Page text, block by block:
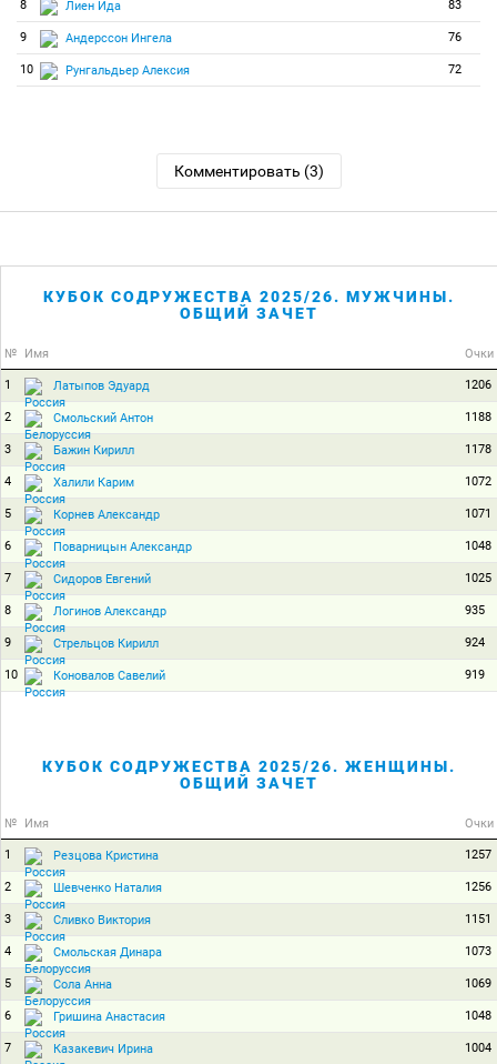
8 Лиен Ида 83
9 Андерссон Ингела 76
10 Рунгальдьер Алексия 72
Комментировать (3)
КУБОК СОДРУЖЕСТВА 2025/26. МУЖЧИНЫ.
ОБЩИЙ ЗАЧЕТ
№ Имя Очки
1 Латыпов Эдуард 1206
2 Смольский Антон 1188
3 Бажин Кирилл 1178
4 Халили Карим 1072
5 Корнев Александр 1071
6 Поварницын Александр 1048
7 Сидоров Евгений 1025
8 Логинов Александр 935
9 Стрельцов Кирилл 924
10 Коновалов Савелий 919
КУБОК СОДРУЖЕСТВА 2025/26. ЖЕНЩИНЫ.
ОБЩИЙ ЗАЧЕТ
№ Имя Очки
1 Резцова Кристина 1257
2 Шевченко Наталия 1256
3 Сливко Виктория 1151
4 Смольская Динара 1073
5 Сола Анна 1069
6 Гришина Анастасия 1048
7 Казакевич Ирина 1004